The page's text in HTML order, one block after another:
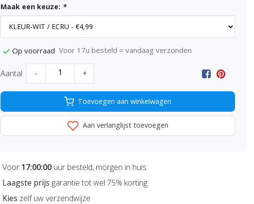
Maak een keuze: *
Op voorraad Voor 17u besteld = vandaag verzonden
Aantal - +
Toevoegen aan winkelwagen
Aan verlanglijst toevoegen
Voor 17:00:00 uur besteld, morgen in huis
Laagste prijs garantie tot wel 75% korting
Kies zelf uw verzendwijze